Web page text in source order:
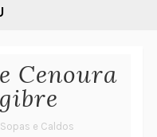
Cenoura
Sopas e Caldos